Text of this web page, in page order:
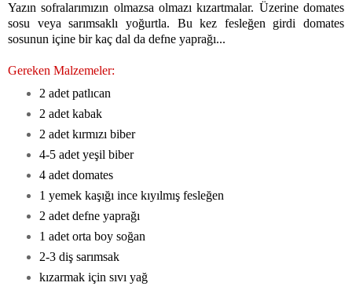
Yazın sofralarımızın olmazsa olmazı kızartmalar. Üzerine domates
sosu veya sarımsaklı yoğurtla. Bu kez fesleğen girdi domates
sosunun içine bir kaç dal da defne yaprağı...
Gereken Malzemeler:
2 adet patlıcan
2 adet kabak
2 adet kırmızı biber
4-5 adet yeşil biber
4 adet domates
1 yemek kaşığı ince kıyılmış fesleğen
2 adet defne yaprağı
1 adet orta boy soğan
2-3 diş sarımsak
kızarmak için sıvı yağ